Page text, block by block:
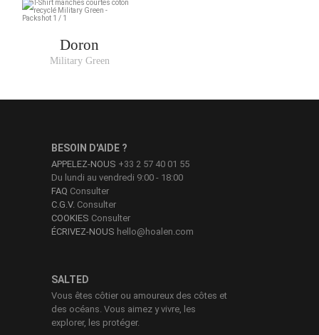
Doron
Military Green
SALTED
Vous êtes côtier ou amoureux des côtes et
des océans. Vous aimez y vivre, les
explorer, les protéger.
BESOIN D'AIDE ?
APPELEZ-NOUS +33 2 57 40 01 55
Du lundi au vendredi 9:00 - 18:00
FAQ Consulter
C.G.V. Consulter
COOKIES Consulter
ÉCRIVEZ-NOUS hello@hoalen.com